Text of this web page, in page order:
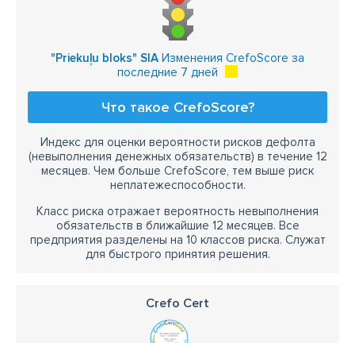
"Priekuļu bloks" SIA Изменения CrefoScore за
последние 7 дней
Что такое CrefoScore?
Индекс для оценки вероятности рисков дефолта
(невыполнения денежных обязательств) в течение 12
месяцев. Чем больше CrefoScore, тем выше риск
неплатежеспособности.
Класс риска отражает вероятность невыполнения
обязательств в ближайшие 12 месяцев. Все
предприятия разделены на 10 классов риска. Служат
для быстрого принятия решения.
Crefo Cert